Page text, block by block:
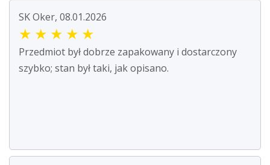
SK Oker, 08.01.2026
★ ★ ★ ★ ★
Przedmiot był dobrze zapakowany i dostarczony
szybko; stan był taki, jak opisano.